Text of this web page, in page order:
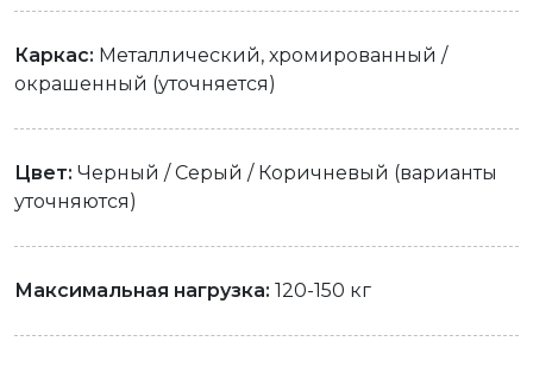
Каркас: Металлический, хромированный /
окрашенный (уточняется)
Цвет: Черный / Серый / Коричневый (варианты
уточняются)
Максимальная нагрузка: 120-150 кг